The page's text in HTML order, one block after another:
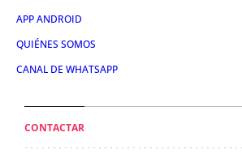
APP ANDROID
QUIÉNES SOMOS
CANAL DE WHATSAPP
CONTACTAR